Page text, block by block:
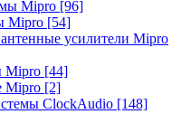
Mipro [96]
Mipro [54]
усилители Mipro
Mipro [44]
Mipro [2]
ClockAudio [148]